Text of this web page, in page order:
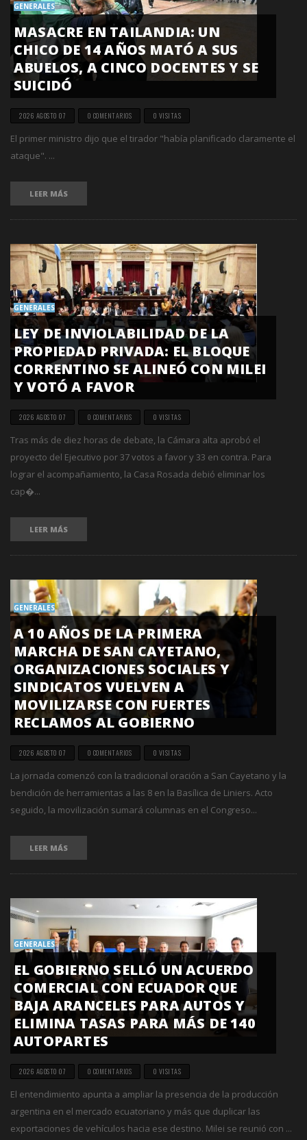
GENERALES
MASACRE EN TAILANDIA: UN
CHICO DE 14 AÑOS MATÓ A SUS
ABUELOS, A CINCO DOCENTES Y SE
SUICIDÓ
2026 AGOSTO 07 0 COMENTARIOS 0 VISITAS
El primer ministro dijo que el tirador "había planificado claramente el
ataque". ...
LEER MÁS
GENERALES
LEY DE INVIOLABILIDAD DE LA
PROPIEDAD PRIVADA: EL BLOQUE
CORRENTINO SE ALINEÓ CON MILEI
Y VOTÓ A FAVOR
2026 AGOSTO 07 0 COMENTARIOS 0 VISITAS
Tras más de diez horas de debate, la Cámara alta aprobó el
proyecto del Ejecutivo por 37 votos a favor y 33 en contra. Para
lograr el acompañamiento, la Casa Rosada debió eliminar los
cap�...
LEER MÁS
GENERALES
A 10 AÑOS DE LA PRIMERA
MARCHA DE SAN CAYETANO,
ORGANIZACIONES SOCIALES Y
SINDICATOS VUELVEN A
MOVILIZARSE CON FUERTES
RECLAMOS AL GOBIERNO
2026 AGOSTO 07 0 COMENTARIOS 0 VISITAS
La jornada comenzó con la tradicional oración a San Cayetano y la
bendición de herramientas a las 8 en la Basílica de Liniers. Acto
seguido, la movilización sumará columnas en el Congreso...
LEER MÁS
GENERALES
EL GOBIERNO SELLÓ UN ACUERDO
COMERCIAL CON ECUADOR QUE
BAJA ARANCELES PARA AUTOS Y
ELIMINA TASAS PARA MÁS DE 140
AUTOPARTES
2026 AGOSTO 07 0 COMENTARIOS 0 VISITAS
El entendimiento apunta a ampliar la presencia de la producción
argentina en el mercado ecuatoriano y más que duplicar las
exportaciones de vehículos hacia ese destino. Milei se reunió con ...